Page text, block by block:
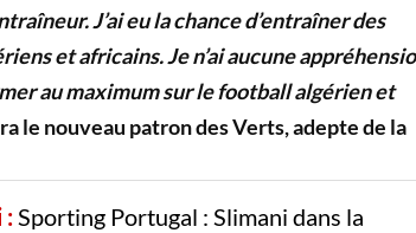
J’ai eu la chance d’entraîner des
et africains. Je n’ai aucune
au maximum sur le football algérien et
le nouveau patron des Verts, adepte de la
:Sporting Portugal : Slimani dans la